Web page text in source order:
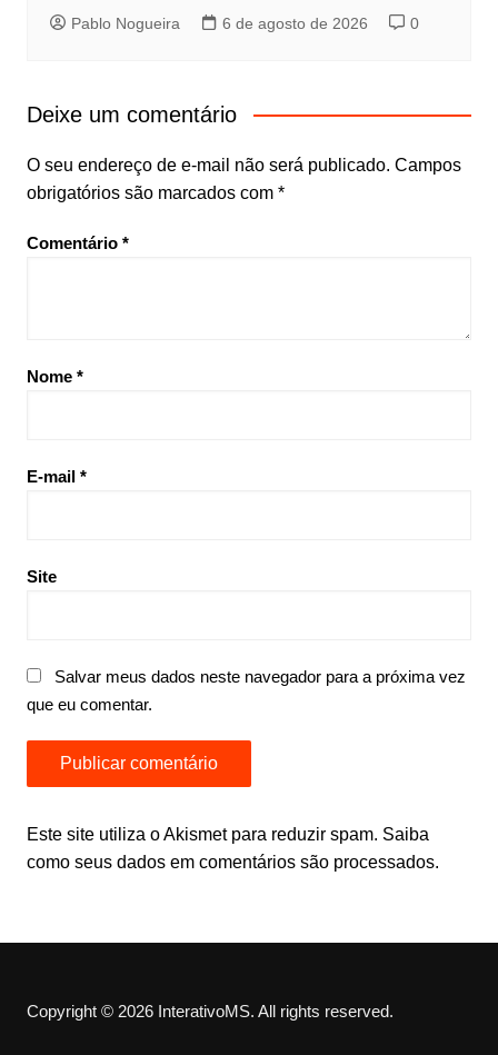
Pablo Nogueira 6 de agosto de 2026 0
Deixe um comentário
O seu endereço de e-mail não será publicado. Campos
obrigatórios são marcados com *
Comentário *
Nome *
E-mail *
Site
Salvar meus dados neste navegador para a próxima vez
que eu comentar.
Este site utiliza o Akismet para reduzir spam. Saiba
como seus dados em comentários são processados.
Copyright © 2026 InterativoMS. All rights reserved.